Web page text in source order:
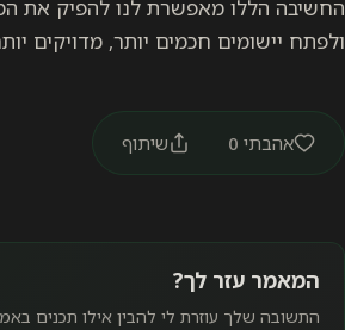
החשיבה הללו מאפשרת לנו להפיק את
ולפתח יישומים חכמים יותר, מדויקים
אהבתי 0 שיתוף
המאמר עזר לך?
התשובה שלך עוזרת לי להבין אילו תכנים